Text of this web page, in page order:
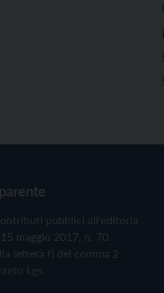
pubblici all'editoria
maggio 2017, n. 70.
lettera f) del comma 2
Lgs.